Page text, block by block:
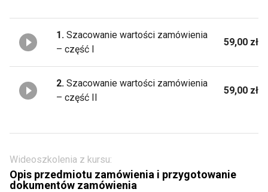
1. Szacowanie wartości zamówienia
– część I
59,00 zł
2. Szacowanie wartości zamówienia
– część II
59,00 zł
Wideoszkolenia z kursu:
Opis przedmiotu zamówienia i przygotowanie
dokumentów zamówienia